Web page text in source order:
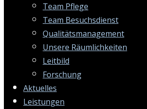
Team Pflege
Team Besuchsdienst
Qualitätsmanagement
Unsere Räumlichkeiten
Leitbild
Forschung
Aktuelles
Leistungen